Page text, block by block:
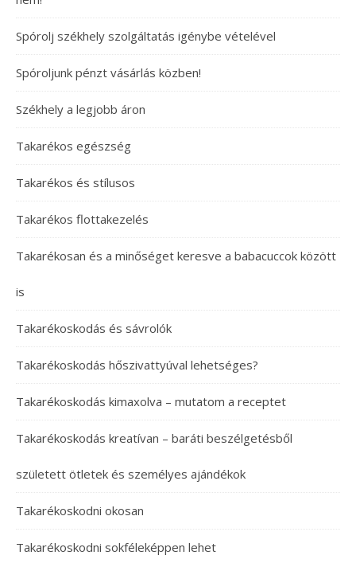
Spórolj székhely szolgáltatás igénybe vételével
Spóroljunk pénzt vásárlás közben!
Székhely a legjobb áron
Takarékos egészség
Takarékos és stílusos
Takarékos flottakezelés
Takarékosan és a minőséget keresve a babacuccok között
is
Takarékoskodás és sávrolók
Takarékoskodás hőszivattyúval lehetséges?
Takarékoskodás kimaxolva – mutatom a receptet
Takarékoskodás kreatívan – baráti beszélgetésből
született ötletek és személyes ajándékok
Takarékoskodni okosan
Takarékoskodni sokféleképpen lehet